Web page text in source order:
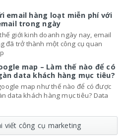
email hàng loạt miễn phí với
trong ngày
giới kinh doanh ngày nay, email
đã trở thành một công cụ quan
map – Làm thế nào để có
data khách hàng mục tiêu?
map như thế nào để có được
data khách hàng mục tiêu? Data
viết công cụ marketing